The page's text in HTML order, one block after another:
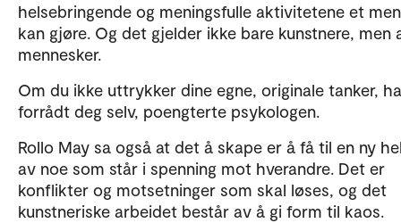
helsebringende og meningsfulle aktivitetene et
kan gjøre. Og det gjelder ikke bare kunstnere, men
mennesker.
Om du ikke uttrykker dine egne, originale tanker,
forrådt deg selv, poengterte psykologen.
Rollo May sa også at det å skape er å få til en ny
av noe som står i spenning mot hverandre. Det er
konflikter og motsetninger som skal løses, og det
kunstneriske arbeidet består av å gi form til kaos.